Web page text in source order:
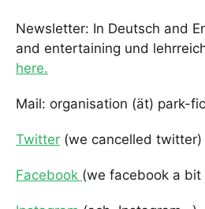
Newsletter: In Deutsch and
and entertaining und
here.
Mail: organisation (ät) park-
Twitter (we cancelled twitter)
Facebook (we facebook a bit